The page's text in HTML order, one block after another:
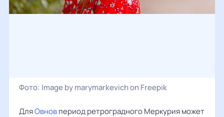
Фото: Image by marymarkevich on Freepik
ДляОвновпериод ретроградного Меркурия может